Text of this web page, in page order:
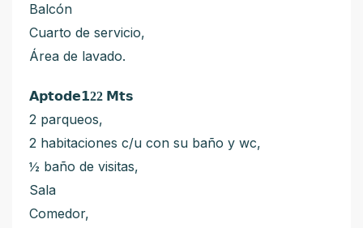
Balcón
Cuarto de servicio,
Área de lavado.
𝗔𝗽𝘁𝗼𝗱𝗲𝟭22 𝗠 𝘁𝘀
2 parqueos,
2 habitaciones c/u con su baño y wc,
½ baño de visitas,
Sala
Comedor,